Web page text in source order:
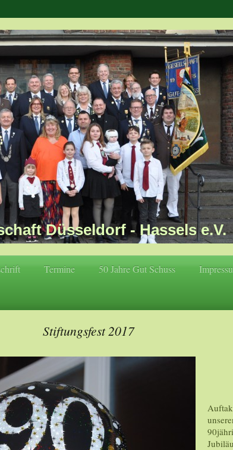
Düsseldorf - Hassels e.V.
Termine 50 Jahre Gut Schuss
Stiftungsfest 2017